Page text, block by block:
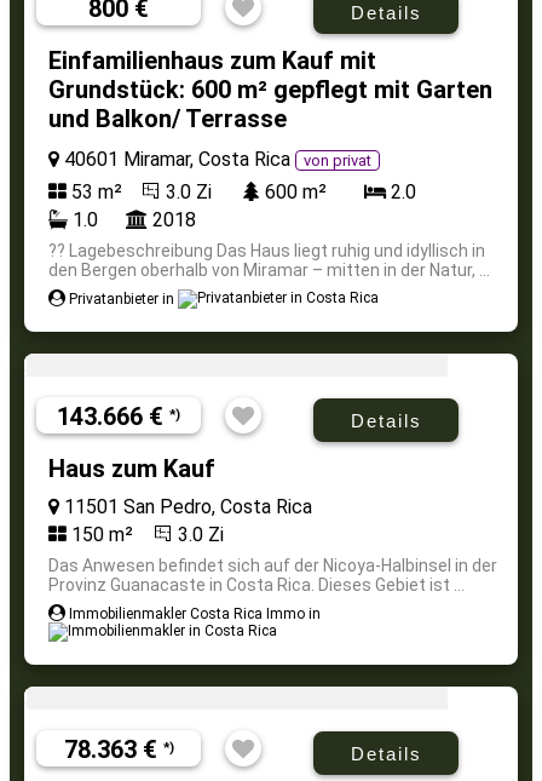
800 € Details
Einfamilienhaus zum Kauf mit
Grundstück: 600 m² gepflegt mit Garten
und Balkon/ Terrasse
40601 Miramar, Costa Rica von privat
53 m² 3.0 Zi 600 m²
2.0
1.0
2018
?? Lagebeschreibung Das Haus liegt ruhig und idyllisch in
den Bergen oberhalb von Miramar – mitten in der Natur, ...
Privatanbieter in
143.666 € *) Details
Haus zum Kauf
11501 San Pedro, Costa Rica
150 m²
3.0 Zi
Das Anwesen befindet sich auf der Nicoya-Halbinsel in der
Provinz Guanacaste in Costa Rica. Dieses Gebiet ist ...
Immobilienmakler Costa Rica Immo in
78.363 € *) Details